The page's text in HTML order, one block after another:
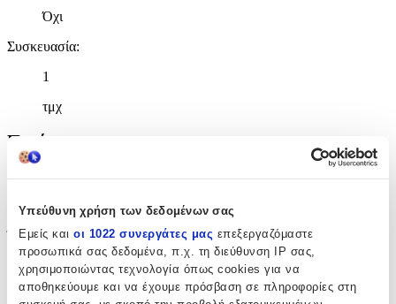
Υπεύθυνη χρήση των δεδομένων σας
Εμείς και οι 1022 συνεργάτες μας επεξεργαζόμαστε
προσωπικά σας δεδομένα, π.χ. τη διεύθυνση IP σας,
χρησιμοποιώντας τεχνολογία όπως cookies για να
αποθηκεύουμε και να έχουμε πρόσβαση σε πληροφορίες στη
Όχι
Συσκευασία:
1
τμχ
Ποσότητα
Μαντηλάκια:
Όχι
Όγκος:
4000
ml